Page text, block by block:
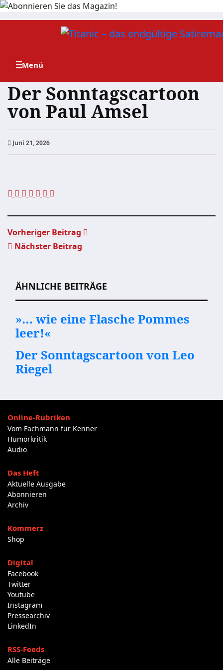
Zum
Der Sonntagscartoon
von Paul Amsel
Juni 21, 2026
Vorheriger Beitrag
Nächster Beitrag
ÄHNLICHE BEITRÄGE
»… wie eine Flasche Pommes
leer!«
Der Sonntagscartoon von Leo
Riegel
Online-Rubriken
Vom Fachmann für Kenner
Humorkritik
Audio
Das Heft
Aktuelle Ausgabe
Abonnieren
Archiv
Kommerz
Shop
Digital
Facebook
Twitter
Youtube
Instagram
Pressearchiv
LinkedIn
RSS-Feeds
Alle Beiträge